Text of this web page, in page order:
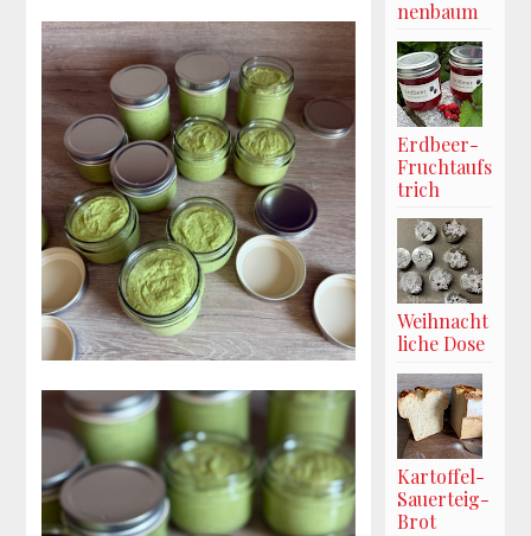
nenbaum
Erdbeer-
Fruchtaufs
trich
Weihnacht
liche Dose
Kartoffel-
Sauerteig-
Brot